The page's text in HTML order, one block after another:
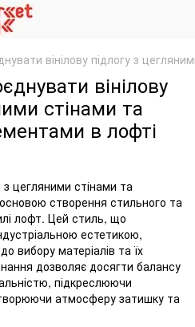
вінілову підлогу з
вінілову
стінами та
в лофті
з цегляними стінами та
створення стильного та
лофт. Цей стиль, що
естетикою,
вибору матеріалів та їх
дозволяє досягти балансу
підкреслюючи
атмосферу затишку та